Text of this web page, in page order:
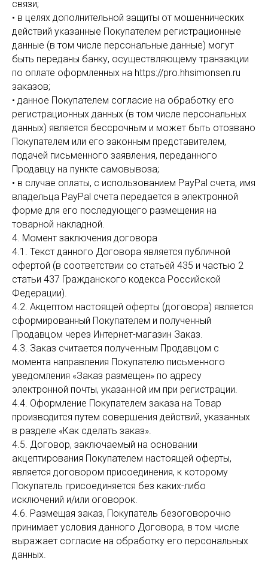
связи;
• в целях дополнительной защиты от мошеннических
действий указанные Покупателем регистрационные
данные (в том числе персональные данные) могут
быть переданы банку, осуществляющему транзакции
по оплате оформленных на https://pro.hhsimonsen.ru
заказов;
• данное Покупателем согласие на обработку его
регистрационных данных (в том числе персональных
данных) является бессрочным и может быть отозвано
Покупателем или его законным представителем,
подачей письменного заявления, переданного
Продавцу на пункте самовывоза;
• в случае оплаты, с использованием PayPal счета, имя
владельца PayPal счета передается в электронной
форме для его последующего размещения на
товарной накладной.
4. Момент заключения договора
4.1. Текст данного Договора является публичной
офертой (в соответствии со статьёй 435 и частью 2
статьи 437 Гражданского кодекса Российской
Федерации).
4.2. Акцептом настоящей оферты (договора) является
сформированный Покупателем и полученный
Продавцом через Интернет-магазин Заказ.
4.3. Заказ считается полученным Продавцом с
момента направления Покупателю письменного
уведомления «Заказ размещен» по адресу
электронной почты, указанной им при регистрации.
4.4. Оформление Покупателем заказа на Товар
производится путем совершения действий, указанных
в разделе «Как сделать заказ».
4.5. Договор, заключаемый на основании
акцептирования Покупателем настоящей оферты,
является договором присоединения, к которому
Покупатель присоединяется без каких-либо
исключений и/или оговорок.
4.6. Размещая заказ, Покупатель безоговорочно
принимает условия данного Договора, в том числе
выражает согласие на обработку его персональных
данных.